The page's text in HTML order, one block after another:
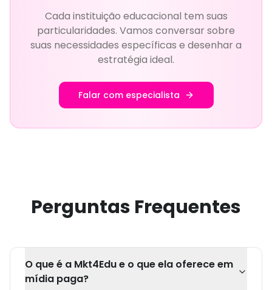
Cada instituição educacional tem suas
particularidades. Vamos conversar sobre
suas necessidades específicas e desenhar a
estratégia ideal.
Falar com especialista
Perguntas Frequentes
O que é a Mkt4Edu e o que ela oferece em
mídia paga?